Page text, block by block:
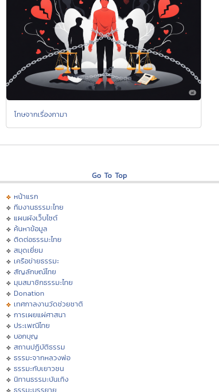
โทษจากเรื่องกามา
Go To Top
หน้าแรก
ทีมงานธรรมะไทย
แผนผังเว็บไซต์
ค้นหาข้อมูล
ติดต่อธรรมะไทย
สมุดเยี่ยม
เครือข่ายธรรมะ
สัญลักษณ์ไทย
มุมสมาชิกธรรมะไทย
Donation
เทศกาลงานวัดช่วยชาติ
การเผยแผ่ศาสนา
ประเพณีไทย
บอกบุญ
สถานปฏิบัติธรรม
ธรรมะจากหลวงพ่อ
ธรรมะกับเยาวชน
นิทานธรรมะบันเทิง
ธรรมะบรรยาย